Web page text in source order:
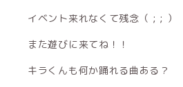
イベント来れなくて残念（ ; ; ）
また遊びに来てね！！
キラくんも何か踊れる曲ある？